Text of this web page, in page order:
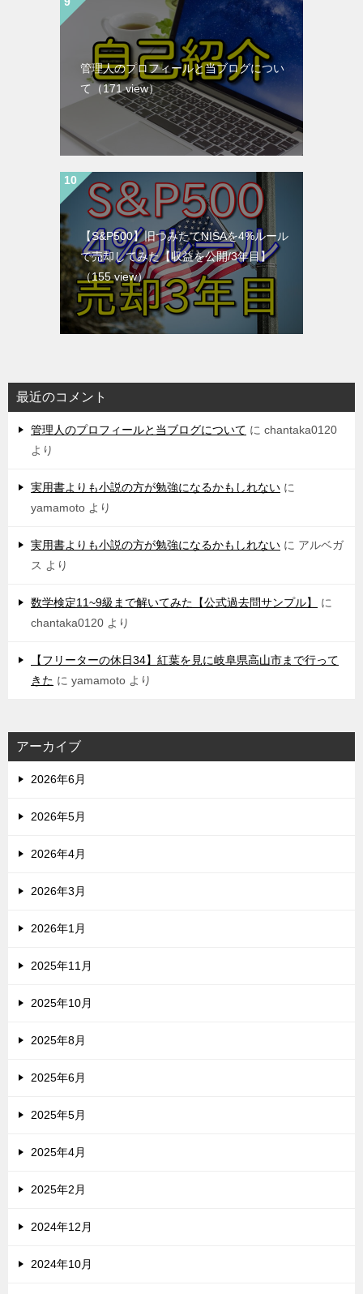
管理人のプロフィールと当ブログについ
て
（171 view）
【S&P500】旧つみたてNISAを4%ルール
で売却してみた【収益を公開/3年目】
（155 view）
最近のコメント
管理人のプロフィールと当ブログについて に chantaka0120
より
実用書よりも小説の方が勉強になるかもしれない に
yamamoto より
実用書よりも小説の方が勉強になるかもしれない に アルベガ
ス より
数学検定11~9級まで解いてみた【公式過去問サンプル】
に
chantaka0120 より
【フリーターの休日34】紅葉を見に岐阜県高山市まで行って
きた に yamamoto より
アーカイブ
2026年6月
2026年5月
2026年4月
2026年3月
2026年1月
2025年11月
2025年10月
2025年8月
2025年6月
2025年5月
2025年4月
2025年2月
2024年12月
2024年10月